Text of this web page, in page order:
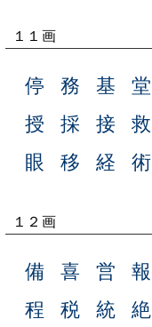
１１画
停 務 基 堂
授
採 接 救
眼
移 経 術
１２画
備 喜 営 報
程
税 統 絶